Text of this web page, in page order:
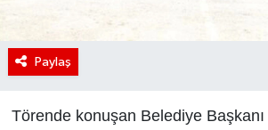
Paylaş
Törende konuşan Belediye